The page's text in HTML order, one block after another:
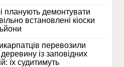
планують демонтувати
встановлені кіоски
перевозили
із заповідних
їх судитимуть